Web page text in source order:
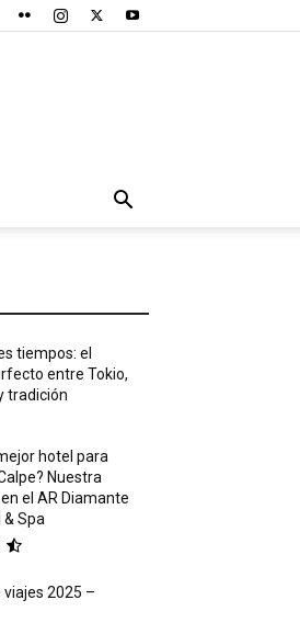
tiempos: el
entre Tokio,
tradición
hotel para
Nuestra
el AR Diamante
& Spa
viajes 2025 –